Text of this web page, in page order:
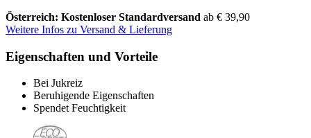
Österreich: Kostenloser Standardversand ab € 39,90
Weitere Infos zu Versand & Lieferung
Eigenschaften und Vorteile
Bei Jukreiz
Beruhigende Eigenschaften
Spendet Feuchtigkeit